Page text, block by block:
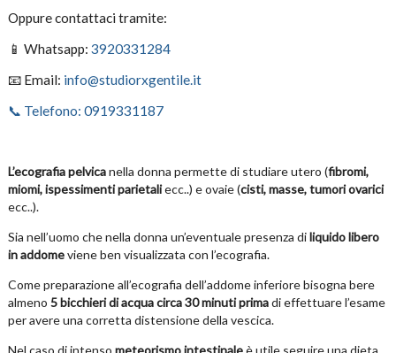
Oppure contattaci tramite:
📱 Whatsapp: 3920331284
📧 Email: info@studiorxgentile.it
📞 Telefono: 0919331187
L’ecografia pelvicanella donna permette di studiare utero (fibromi,
miomi, ispessimenti parietaliecc..) e ovaie (cisti, masse, tumori ovarici
ecc..).
Sia nell’uomo che nella donna un’eventuale presenza diliquido libero
in addomeviene ben visualizzata con l’ecografia.
Come preparazione all’ecografia dell’addome inferiore bisogna bere
almeno 5 bicchieri di acqua circa 30 minuti primadi effettuare l’esame
per avere una corretta distensione della vescica.